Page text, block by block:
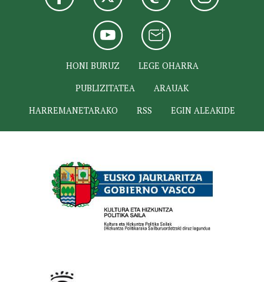
HONI BURUZ
LEGE OHARRA
PUBLIZITATEA
ARAUAK
HARREMANETARAKO
RSS EGIN ALEAKIDE